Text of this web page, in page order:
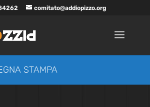
comitato@addiopizzo.org
STAMPA